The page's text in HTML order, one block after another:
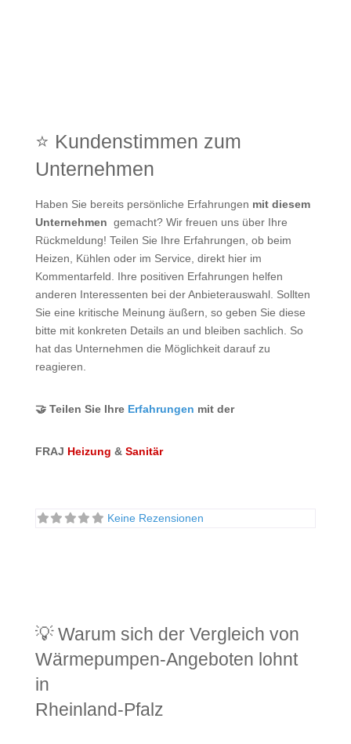
⭐ Kundenstimmen zum
Unternehmen
Haben Sie bereits persönliche Erfahrungen mit diesem
Unternehmen gemacht? Wir freuen uns über Ihre
Rückmeldung! Teilen Sie Ihre Erfahrungen, ob beim
Heizen, Kühlen oder im Service, direkt hier im
Kommentarfeld. Ihre positiven Erfahrungen helfen
anderen Interessenten bei der Anbieterauswahl. Sollten
Sie eine kritische Meinung äußern, so geben Sie diese
bitte mit konkreten Details an und bleiben sachlich. So
hat das Unternehmen die Möglichkeit darauf zu
reagieren.
🤝 Teilen Sie Ihre Erfahrungen mit der
FRAJ Heizung & Sanitär
Keine Rezensionen
💡 Warum sich der Vergleich von
Wärmepumpen-Angeboten lohnt
in
Rheinland-Pfalz